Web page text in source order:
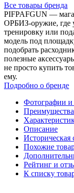
Все товары бренда
PIFPAFGUN —
ОРБИЗ-оружие, где
тренировку или
модель под
подобрать
полезные
не просто купить
ему.
Подробно о бренде
Фотографии и
Описание
Историческая
Похожие
Рейтинг и
К списку